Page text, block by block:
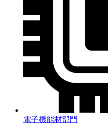
電子機能材部門